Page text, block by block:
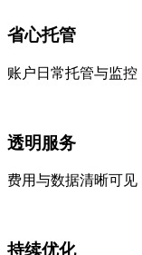
省心托管
账户日常托管与监
透明服务
费用与数据清晰可
持续优化